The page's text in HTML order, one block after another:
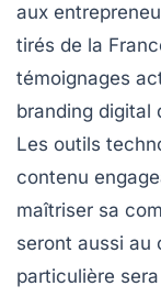
aux
tirés de la
témoignages
branding digital
Les outils
contenu
maîtriser sa
seront aussi
particulière